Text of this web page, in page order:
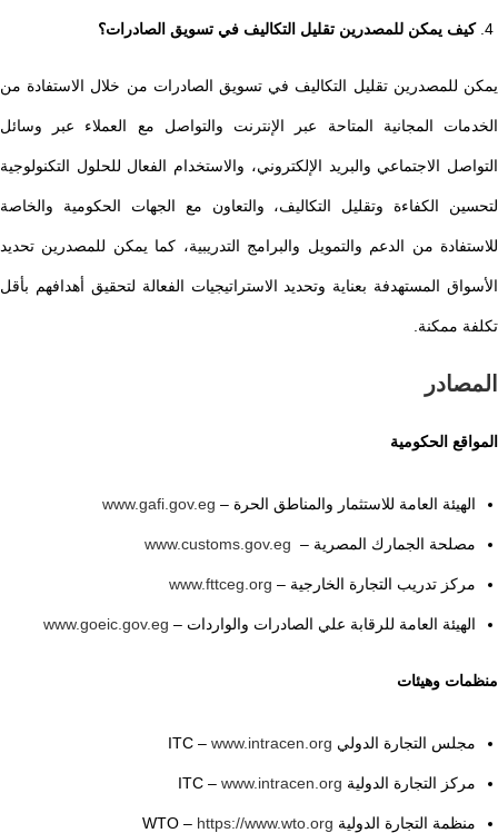
كيف يمكن للمصدرين تقليل التكاليف في تسويق الصادرات؟
يمكن للمصدرين تقليل التكاليف في تسويق الصادرات من خلال الاستفادة من
الخدمات المجانية المتاحة عبر الإنترنت والتواصل مع العملاء عبر وسائل
التواصل الاجتماعي والبريد الإلكتروني، والاستخدام الفعال للحلول التكنولوجية
لتحسين الكفاءة وتقليل التكاليف، والتعاون مع الجهات الحكومية والخاصة
للاستفادة من الدعم والتمويل والبرامج التدريبية، كما يمكن للمصدرين تحديد
الأسواق المستهدفة بعناية وتحديد الاستراتيجيات الفعالة لتحقيق أهدافهم بأقل
تكلفة ممكنة.
المصادر
المواقع الحكومية
الهيئة العامة للاستثمار والمناطق الحرة –
مصلحة الجمارك المصرية –
مركز تدريب التجارة الخارجية –
الهيئة العامة للرقابة علي الصادرات والواردات –
منظمات وهيئات
مجلس التجارة الدولي ITC – www.intracen.org
مركز التجارة الدولية ITC – www.intracen.org
منظمة التجارة الدولية WTO – https://www.wto.org